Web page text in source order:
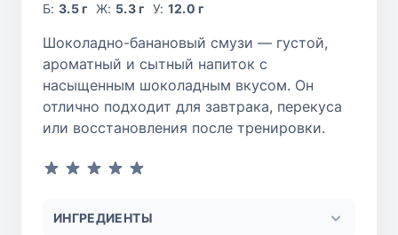
Б:3.5 г Ж: 5.3 г У: 12.0 г
Шоколадно-банановый смузи — густой,
ароматный и сытный напиток с
насыщенным шоколадным вкусом. Он
отлично подходит для завтрака, перекуса
или восстановления после тренировки.
ИНГРЕДИЕНТЫ